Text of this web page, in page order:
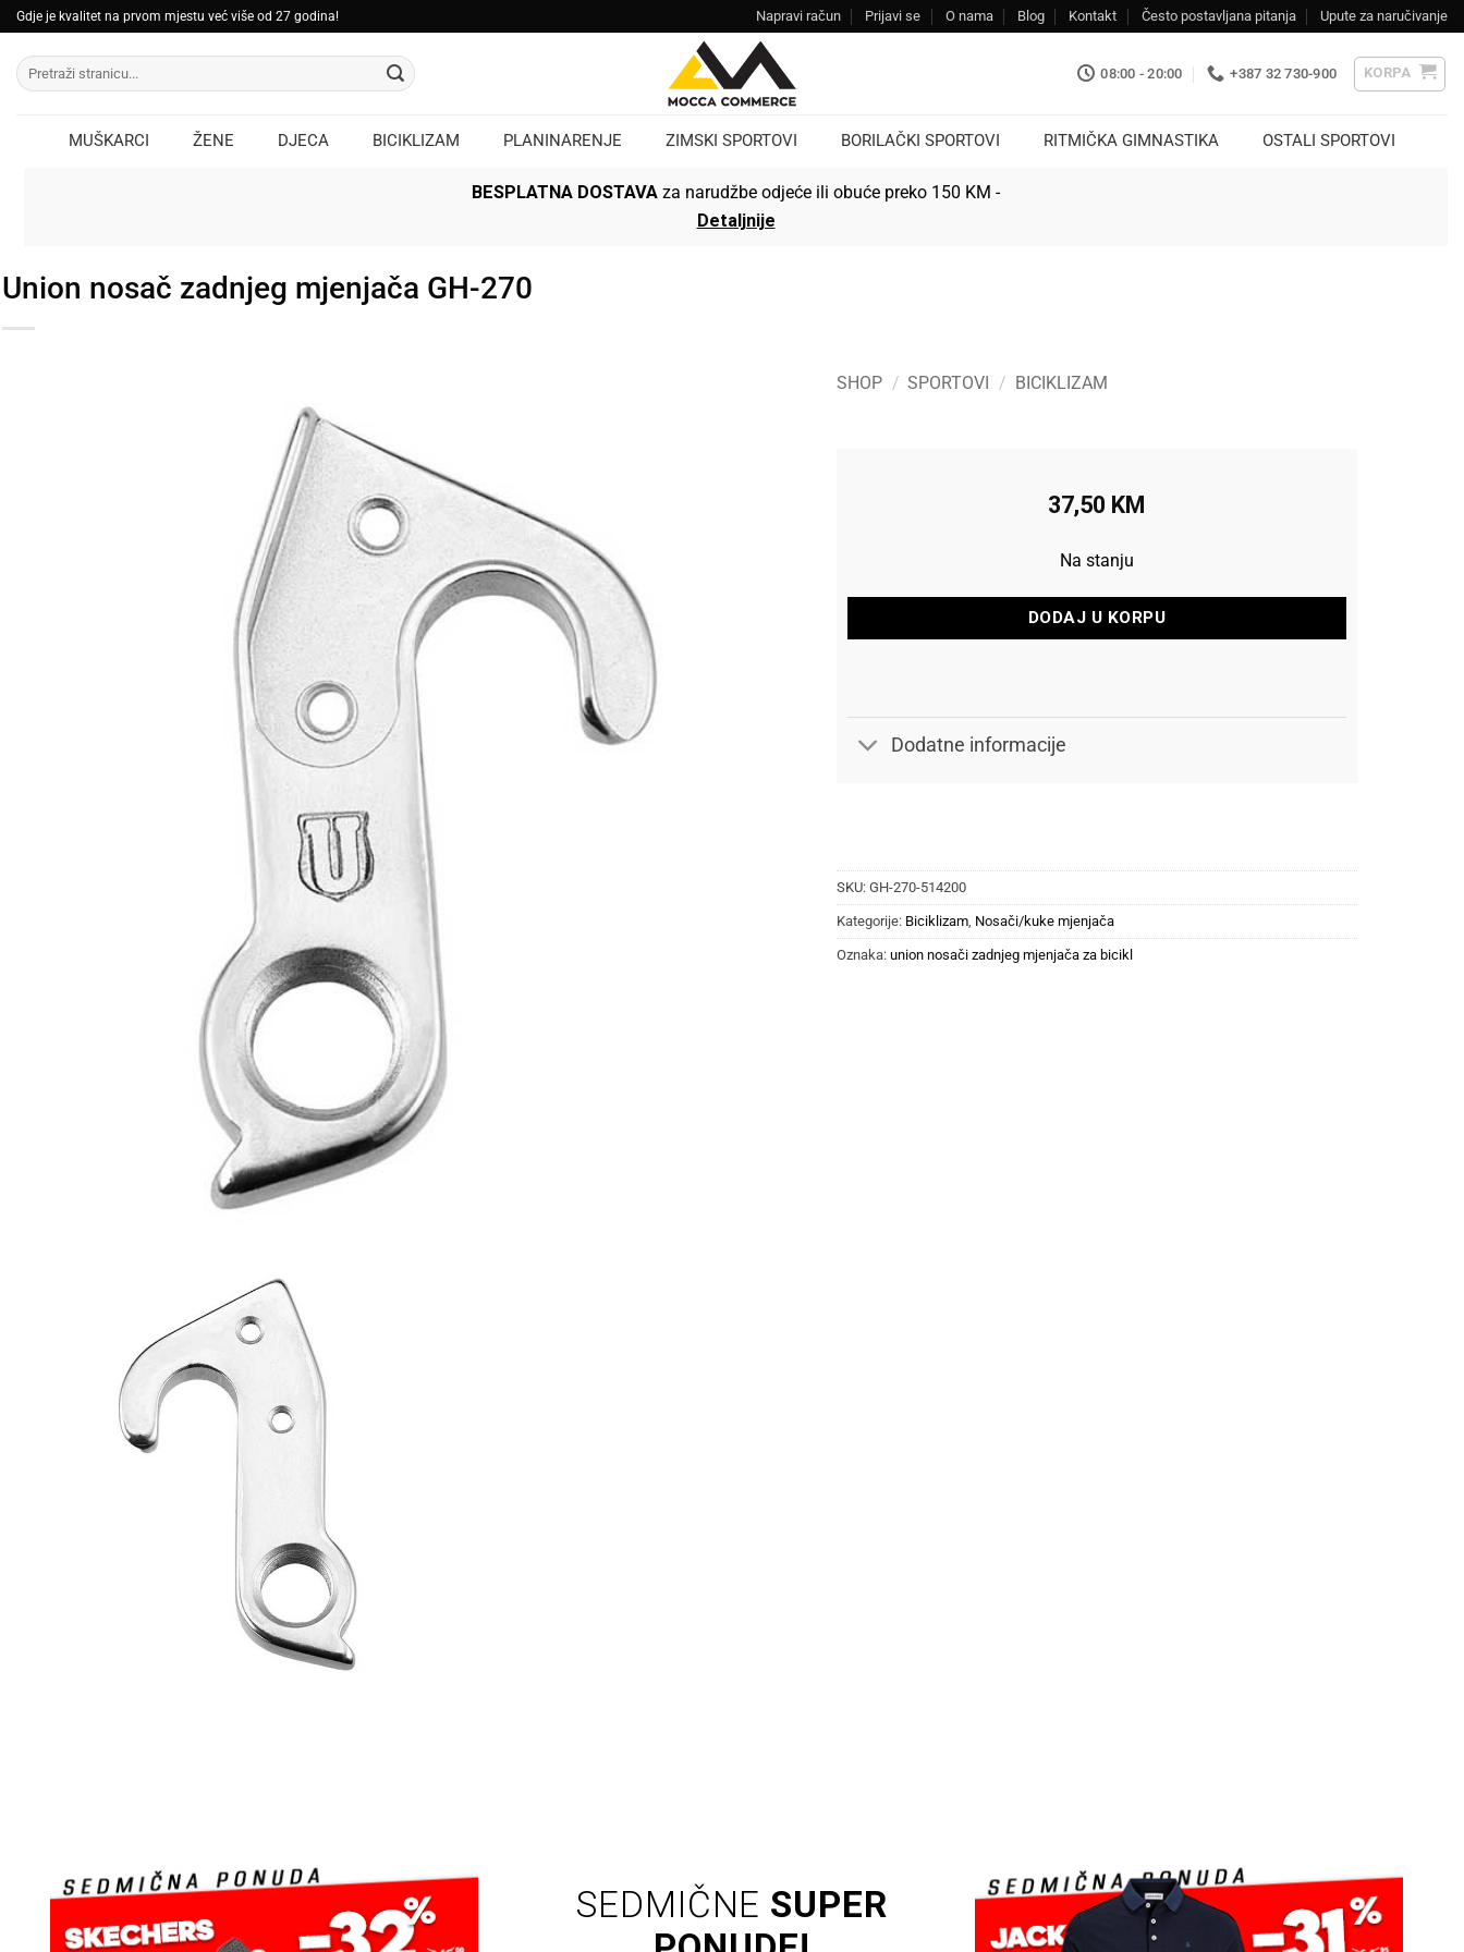
Skip
to
content
Gdje je kvalitet na prvom mjestu već više od 27 godina! Napravi račun Prijavi se O nama Blog Kontakt Često postavljana pitanja Upute za naručivanje
Pretraži:
08:00 - 20:00 +387 32 730-900 KORPA
MUŠKARCI ŽENE DJECA BICIKLIZAM PLANINARENJE ZIMSKI SPORTOVI BORILAČKI SPORTOVI RITMIČKA GIMNASTIKA OSTALI SPORTOVI
BESPLATNA DOSTAVA za narudžbe odjeće ili obuće preko 150 KM -
Detaljnije
Union nosač zadnjeg mjenjača GH-270
SHOP / SPORTOVI / BICIKLIZAM
37,50 KM
Na stanju
DODAJ U KORPU
Dodatne informacije
SKU: GH-270-514200
Kategorije: Biciklizam, Nosači/kuke mjenjača
Oznaka: union nosači zadnjeg mjenjača za bicikl
SEDMIČNE SUPER